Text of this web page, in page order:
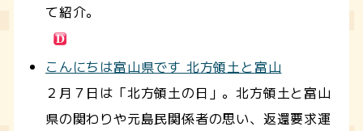
て紹介。
こんにちは富山県です 北方領土と富山
２月７日は「北方領土の日」。北方領土と富山
県の関わりや元島民関係者の思い、返還要求運